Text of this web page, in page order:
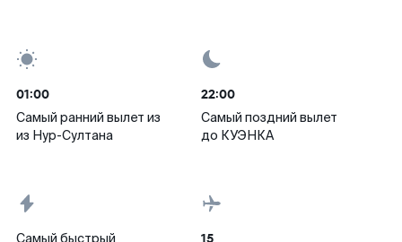
01:00
Самый ранний вылет из
из Нур-Султана
22:00
Самый поздний вылет
до КУЭНКА
Самый быстрый
15